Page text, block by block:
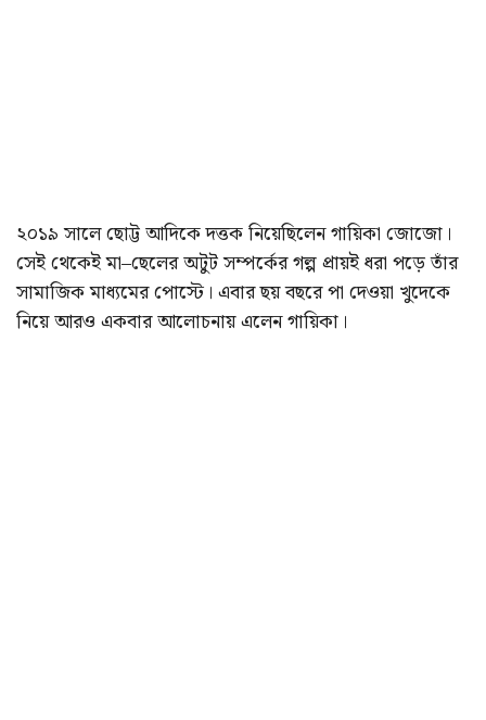
২০১৯ সালে ছোট্ট আদিকে দত্তক নিয়েছিলেন গায়িকা জোজো।
সেই থেকেই মা–ছেলের অটুট সম্পর্কের গল্প প্রায়ই ধরা পড়ে তাঁর
সামাজিক মাধ্যমের পোস্টে। এবার ছয় বছরে পা দেওয়া খুদেকে
নিয়ে আরও একবার আলোচনায় এলেন গায়িকা।